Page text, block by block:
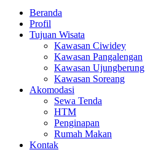
Beranda
Profil
Tujuan Wisata
Kawasan Ciwidey
Kawasan Pangalengan
Kawasan Ujungberung
Kawasan Soreang
Akomodasi
Sewa Tenda
HTM
Penginapan
Rumah Makan
Kontak